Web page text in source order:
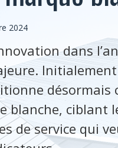
2024
dans
désormais
blanche, ciblant
de service qui